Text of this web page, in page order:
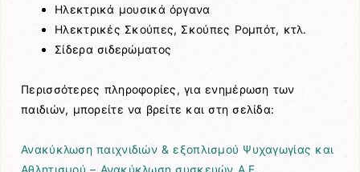
Ηλεκτρικά μουσικά όργανα
Ηλεκτρικές Σκούπες, Σκούπες Ρομπότ, κτλ.
Σίδερα σιδερώματος
Περισσότερες πληροφορίες, για ενημέρωση των
παιδιών, μπορείτε να βρείτε και στη σελίδα:
Ανακύκλωση παιχνιδιών & εξοπλισμού Ψυχαγωγίας και